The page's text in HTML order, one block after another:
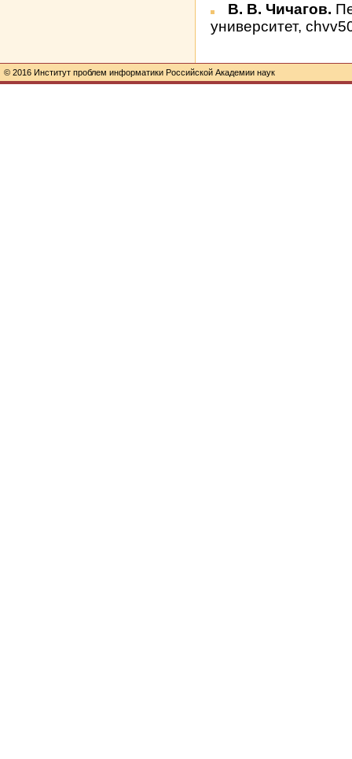
В. В. Чичагов.
университет,
© 2016 Институт проблем информатики Российской Академии наук